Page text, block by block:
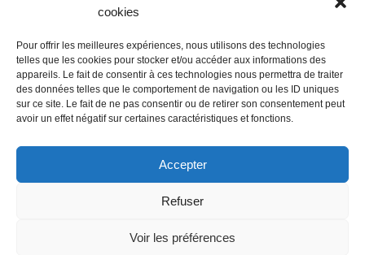
cookies
Pour offrir les meilleures expériences, nous utilisons des technologies
telles que les cookies pour stocker et/ou accéder aux informations des
appareils. Le fait de consentir à ces technologies nous permettra de traiter
des données telles que le comportement de navigation ou les ID uniques
sur ce site. Le fait de ne pas consentir ou de retirer son consentement peut
avoir un effet négatif sur certaines caractéristiques et fonctions.
Accepter
Refuser
Voir les préférences
lundi et jeudi de 9h à 11h30
mardi et vendredi de 16h à 18h30
@Vatteville-la-rue mentions légales